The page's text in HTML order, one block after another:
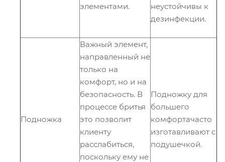
элементами.
неустойчивы к
дезинфекции.
Подножка
Важный элемент,
направленный не
только на
комфорт, но и на
безопасность. В
процессе бритья
это позволит
клиенту
расслабиться,
поскольку ему не
Подножку для
большего
комфортачасто
изготавливают с
подушечкой.